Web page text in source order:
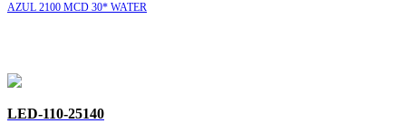
AZUL 2100 MCD 30* WATER
LED-110-25140